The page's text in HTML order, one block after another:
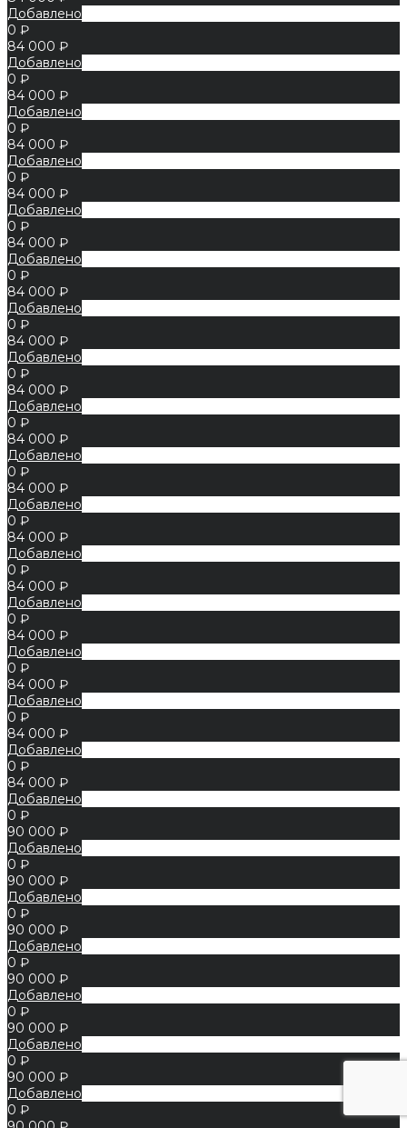
Добавлено
0 ₽
84 000 ₽
Добавлено
0 ₽
84 000 ₽
Добавлено
0 ₽
84 000 ₽
Добавлено
0 ₽
84 000 ₽
Добавлено
0 ₽
84 000 ₽
Добавлено
0 ₽
84 000 ₽
Добавлено
0 ₽
84 000 ₽
Добавлено
0 ₽
84 000 ₽
Добавлено
0 ₽
84 000 ₽
Добавлено
0 ₽
84 000 ₽
Добавлено
0 ₽
84 000 ₽
Добавлено
0 ₽
84 000 ₽
Добавлено
0 ₽
84 000 ₽
Добавлено
0 ₽
84 000 ₽
Добавлено
0 ₽
84 000 ₽
Добавлено
0 ₽
84 000 ₽
Добавлено
0 ₽
90 000 ₽
Добавлено
0 ₽
90 000 ₽
Добавлено
0 ₽
90 000 ₽
Добавлено
0 ₽
90 000 ₽
Добавлено
0 ₽
90 000 ₽
Добавлено
0 ₽
90 000 ₽
Добавлено
0 ₽